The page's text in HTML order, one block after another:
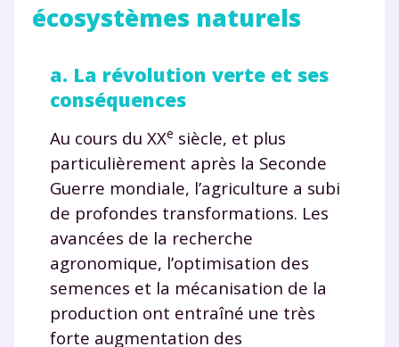
écosystèmes naturels
a. La révolution verte et ses
conséquences
Au cours du XXe siècle, et plus
particulièrement après la Seconde
Guerre mondiale, l’agriculture a subi
de profondes transformations. Les
avancées de la recherche
agronomique, l’optimisation des
semences et la mécanisation de la
production ont entraîné une très
forte augmentation des